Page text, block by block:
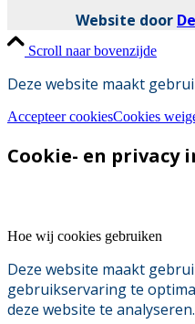
Website door
Scroll naar bovenzijde
Deze website maakt
Accepteer cookiesCookies
Cookie- en privacy
Hoe wij cookies gebruiken
Deze website maakt
gebruikservaring te
deze website te analyseren.